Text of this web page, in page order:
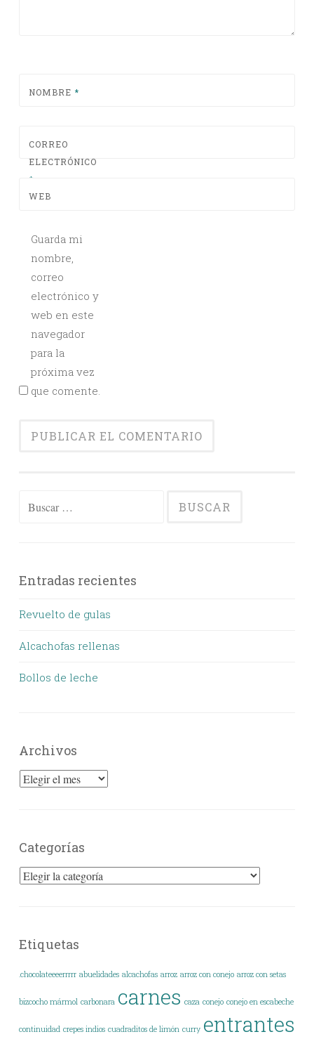
NOMBRE *
CORREO
ELECTRÓNICO
*
WEB
Guarda mi
nombre,
correo
electrónico y
web en este
navegador
para la
próxima vez
que comente.
Buscar:
Entradas recientes
Revuelto de gulas
Alcachofas rellenas
Bollos de leche
Archivos
Archivos
Categorías
Categorías
Etiquetas
.chocolateeeerrrrr abuelidades alcachofas arroz arroz con conejo arroz con setas
bizcocho mármol carbonara carnes caza conejo conejo en escabeche
continuidad crepes indios cuadraditos de limón curry entrantes